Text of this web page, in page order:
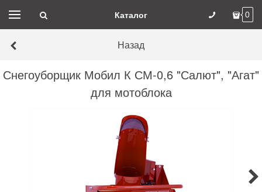
Каталог 0
Назад
Снегоуборщик Мобил К СМ-0,6 "Салют", "Агат"
для мотоблока